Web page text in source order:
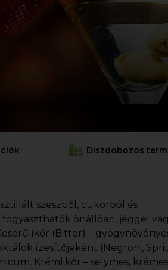
Diszdobozos
szeszből, cukorból és
önállóan, jéggel
(Bitter) –
ízesítőjeként (Negroni,
Krémlikőr – selymes, krémes